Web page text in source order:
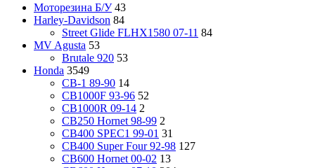
Моторезина Б/У 43
Harley-Davidson 84
Street Glide FLHX1580 07-11 84
MV Agusta 53
Brutale 920 53
Honda 3549
CB-1 89-90 14
CB1000F 93-96 52
CB1000R 09-14 2
CB250 Hornet 98-99 2
CB400 SPEC1 99-01 31
CB400 Super Four 92-98 127
CB600 Hornet 00-02 13